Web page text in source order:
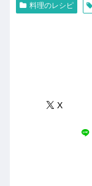
料理のレシピ
X